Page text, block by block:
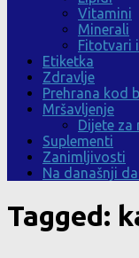
Vitamini
Minerali
Fitotvari
Etiketka
Zdravlje
Prehrana kod
Mršavljenje
Dijete za
Suplementi
Zanimljivosti
Na današnji
Tagged: